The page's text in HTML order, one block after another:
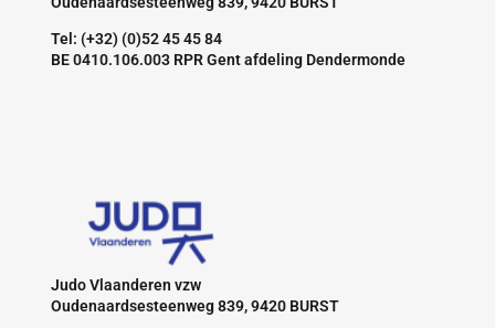
Tel: (+32) (0)52 45 45 84
BE 0410.106.003 RPR Gent afdeling Dendermonde
Judo Vlaanderen vzw
Oudenaardsesteenweg 839, 9420 BURST